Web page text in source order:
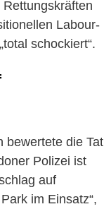
Labour-
schockiert“.
bewertete die Tat
Polizei ist
auf
im Einsatz“,